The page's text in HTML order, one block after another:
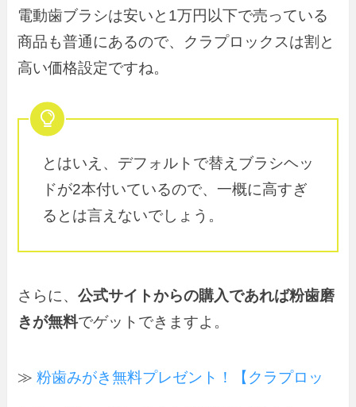
電動歯ブラシは安いと1万円以下で売っている
商品も普通にあるので、クラプロックスは割と
高い価格設定ですね。
とはいえ、デフォルトで替えブラシヘッ
ドが2本付いているので、一概に高すぎ
るとは言えないでしょう。
さらに、公式サイトからの購入であれば粉歯磨
きが無料でゲットできますよ。
≫粉歯みがき無料プレゼント！【クラプロッ